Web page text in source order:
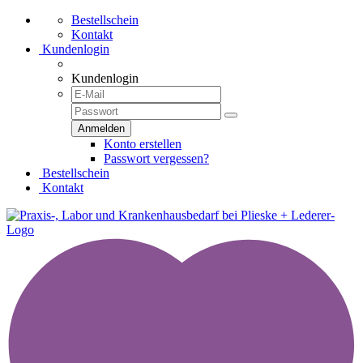
Bestellschein
Kontakt
Kundenlogin
Kundenlogin
Konto erstellen
Passwort vergessen?
Bestellschein
Kontakt